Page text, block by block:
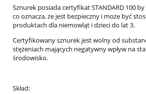
Sznurek posiada certyfikat STANDARD 100 by
co oznacza, że jest bezpieczny i może być
produktach dla niemowląt i dzieci do lat 3.
Certyfikowany sznurek jest wolny od
stężeniach mających negatywny wpływ na
środowisko.
Skład: